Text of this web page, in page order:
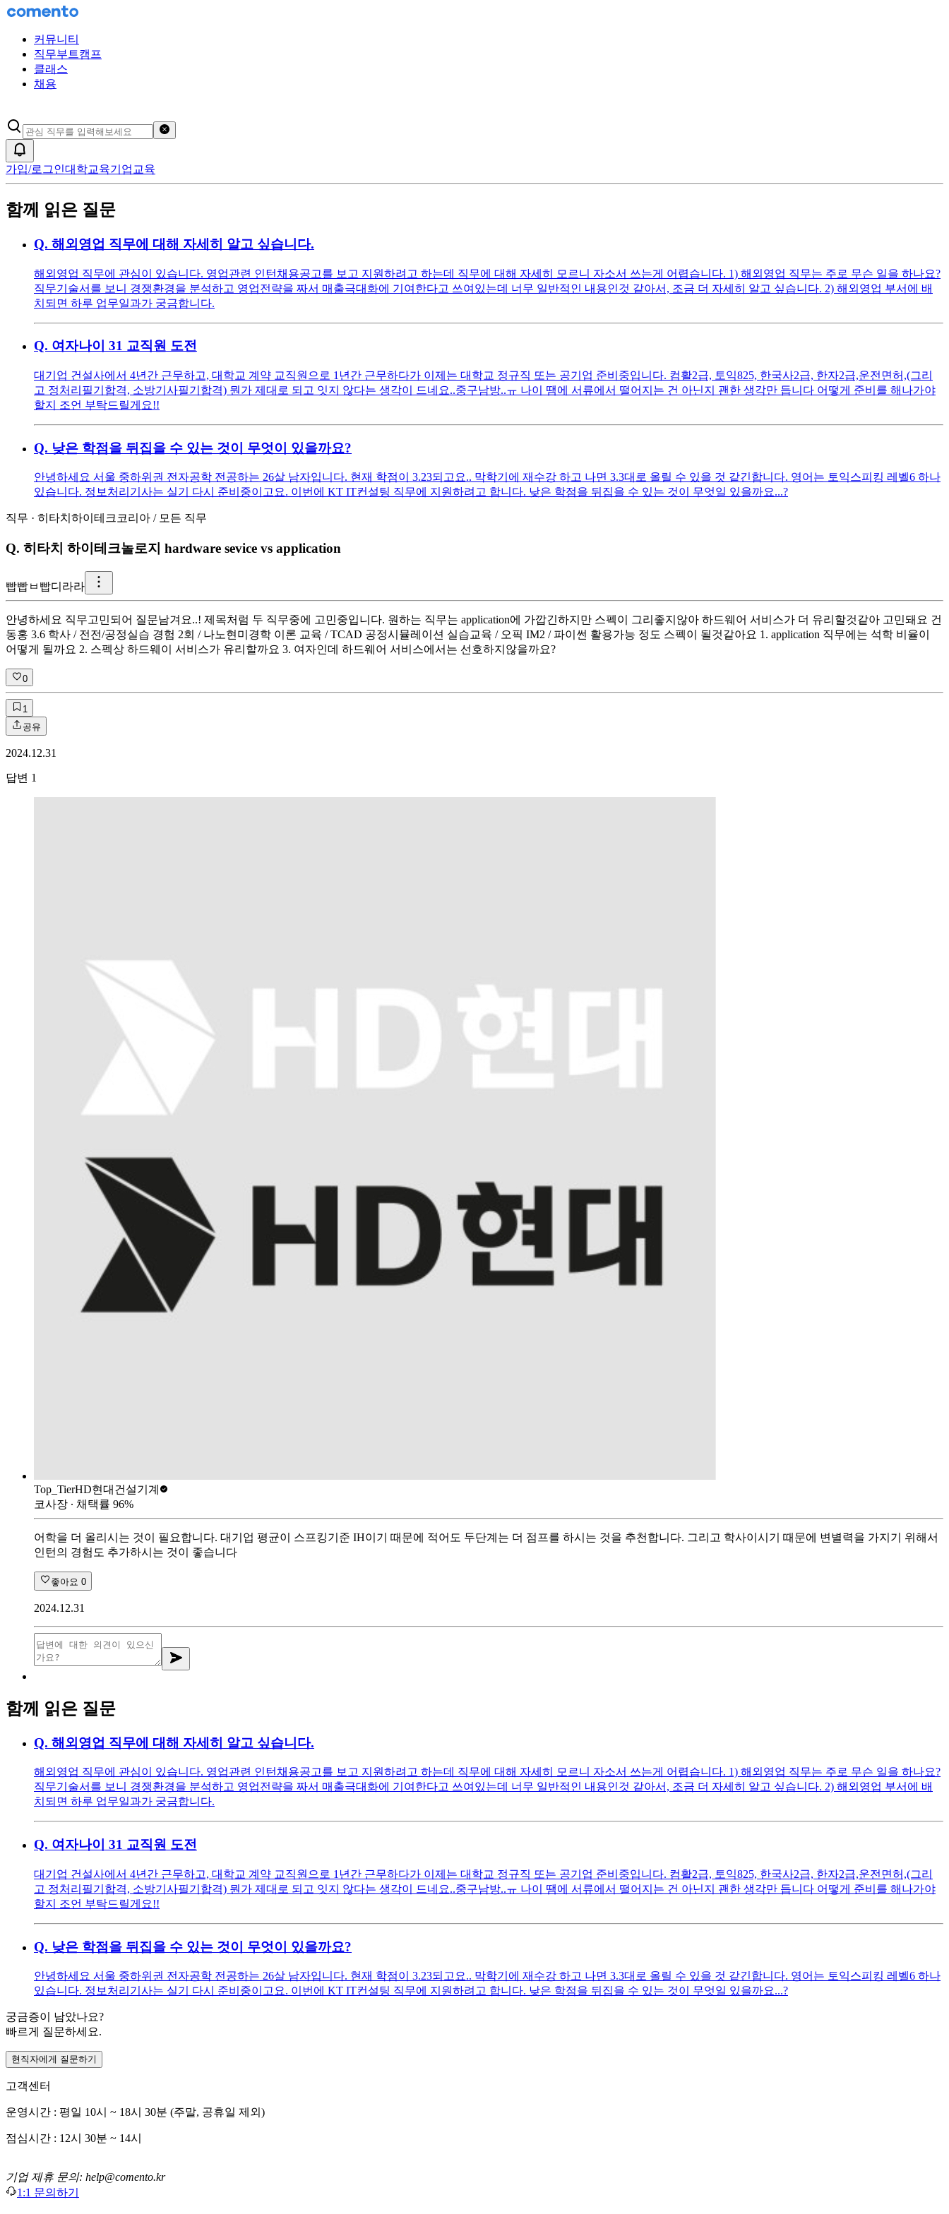
커뮤니티
직무부트캠프
클래스
채용
가입/로그인대학교육기업교육
함께 읽은 질문
Q. 해외영업 직무에 대해 자세히 알고 싶습니다.
해외영업 직무에 관심이 있습니다. 영업관련 인턴채용공고를 보고 지원하려고 하는데 직무에 대해 자세히 모르니 자소서 쓰는게 어렵습니다. 1) 해외영업 직무는 주로 무슨 일을 하나요?
직무기술서를 보니 경쟁환경을 분석하고 영업전략을 짜서 매출극대화에 기여한다고 쓰여있는데 너무 일반적인 내용인것 같아서, 조금 더 자세히 알고 싶습니다. 2) 해외영업 부서에 배
치되면 하루 업무일과가 궁금합니다.
Q. 여자나이 31 교직원 도전
대기업 건설사에서 4년간 근무하고, 대학교 계약 교직원으로 1년간 근무하다가 이제는 대학교 정규직 또는 공기업 준비중입니다. 컴활2급, 토익825, 한국사2급, 한자2급,운전면허,(그리
고 정처리필기합격, 소방기사필기합격) 뭔가 제대로 되고 잇지 않다는 생각이 드네요..중구남방..ㅠ 나이 땜에 서류에서 떨어지는 건 아닌지 괜한 생각만 듭니다 어떻게 준비를 해나가야
할지 조언 부탁드릴게요!!
Q. 낮은 학점을 뒤집을 수 있는 것이 무엇이 있을까요?
안녕하세요 서울 중하위권 전자공학 전공하는 26살 남자입니다. 현재 학점이 3.23되고요.. 막학기에 재수강 하고 나면 3.3대로 올릴 수 있을 것 같긴합니다. 영어는 토익스피킹 레벨6 하나
있습니다. 정보처리기사는 실기 다시 준비중이고요. 이번에 KT IT컨설팅 직무에 지원하려고 합니다. 낮은 학점을 뒤집을 수 있는 것이 무엇일 있을까요...?
직무 · 히타치하이테크코리아 / 모든 직무
Q. 히타치 하이테크놀로지 hardware sevice vs application
빱빱ㅂ빱디라라
안녕하세요 직무고민되어 질문남겨요..! 제목처럼 두 직무중에 고민중입니다. 원하는 직무는 application에 가깝긴하지만 스펙이 그리좋지않아 하드웨어 서비스가 더 유리할것같아 고민돼요 건
동홍 3.6 학사 / 전전/공정실습 경험 2회 / 나노현미경학 이론 교육 / TCAD 공정시뮬레이션 실습교육 / 오픽 IM2 / 파이썬 활용가능 정도 스펙이 될것같아요 1. application 직무에는 석학 비율이
어떻게 될까요 2. 스펙상 하드웨이 서비스가 유리할까요 3. 여자인데 하드웨어 서비스에서는 선호하지않을까요?
0
1
공유
2024.12.31
답변 1
Top_TierHD현대건설기계
코사장 ∙ 채택률 96%
어학을 더 올리시는 것이 필요합니다. 대기업 평균이 스프킹기준 IH이기 때문에 적어도 두단계는 더 점프를 하시는 것을 추천합니다. 그리고 학사이시기 때문에 변별력을 가지기 위해서
인턴의 경험도 추가하시는 것이 좋습니다
좋아요 0
2024.12.31
함께 읽은 질문
Q. 해외영업 직무에 대해 자세히 알고 싶습니다.
해외영업 직무에 관심이 있습니다. 영업관련 인턴채용공고를 보고 지원하려고 하는데 직무에 대해 자세히 모르니 자소서 쓰는게 어렵습니다. 1) 해외영업 직무는 주로 무슨 일을 하나요?
직무기술서를 보니 경쟁환경을 분석하고 영업전략을 짜서 매출극대화에 기여한다고 쓰여있는데 너무 일반적인 내용인것 같아서, 조금 더 자세히 알고 싶습니다. 2) 해외영업 부서에 배
치되면 하루 업무일과가 궁금합니다.
Q. 여자나이 31 교직원 도전
대기업 건설사에서 4년간 근무하고, 대학교 계약 교직원으로 1년간 근무하다가 이제는 대학교 정규직 또는 공기업 준비중입니다. 컴활2급, 토익825, 한국사2급, 한자2급,운전면허,(그리
고 정처리필기합격, 소방기사필기합격) 뭔가 제대로 되고 잇지 않다는 생각이 드네요..중구남방..ㅠ 나이 땜에 서류에서 떨어지는 건 아닌지 괜한 생각만 듭니다 어떻게 준비를 해나가야
할지 조언 부탁드릴게요!!
Q. 낮은 학점을 뒤집을 수 있는 것이 무엇이 있을까요?
안녕하세요 서울 중하위권 전자공학 전공하는 26살 남자입니다. 현재 학점이 3.23되고요.. 막학기에 재수강 하고 나면 3.3대로 올릴 수 있을 것 같긴합니다. 영어는 토익스피킹 레벨6 하나
있습니다. 정보처리기사는 실기 다시 준비중이고요. 이번에 KT IT컨설팅 직무에 지원하려고 합니다. 낮은 학점을 뒤집을 수 있는 것이 무엇일 있을까요...?
궁금증이 남았나요?
빠르게 질문하세요.
현직자에게 질문하기
고객센터
운영시간 : 평일 10시 ~ 18시 30분 (주말, 공휴일 제외)
점심시간 : 12시 30분 ~ 14시
기업 제휴 문의: help@comento.kr
1:1 문의하기